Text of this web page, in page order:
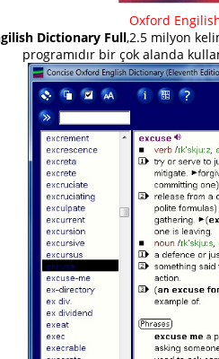
Oxford
Dictionary Full,2.5 milyon
programıdır bir çok alanda